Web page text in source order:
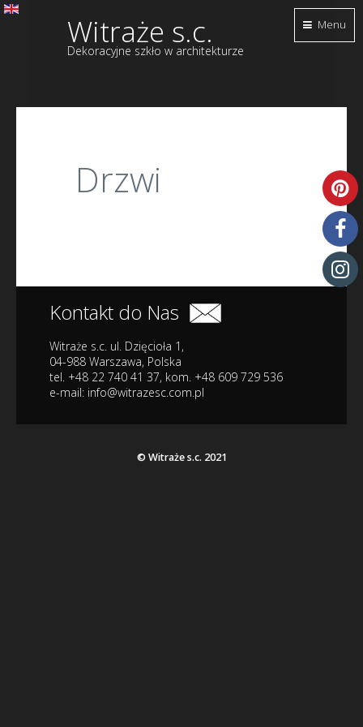
Witraże s.c.
Dekoracyjne szkło w architekturze
Drzwi
Kontakt do Nas
Witraże s.c. ul. Dzięcioła 1,
04-988 Warszawa, Polska
tel. +48 22 740 41 37, kom. +48 609 729 536
e-mail: info@witrazesc.com.pl
© Witraże s.c. 2021
Menu